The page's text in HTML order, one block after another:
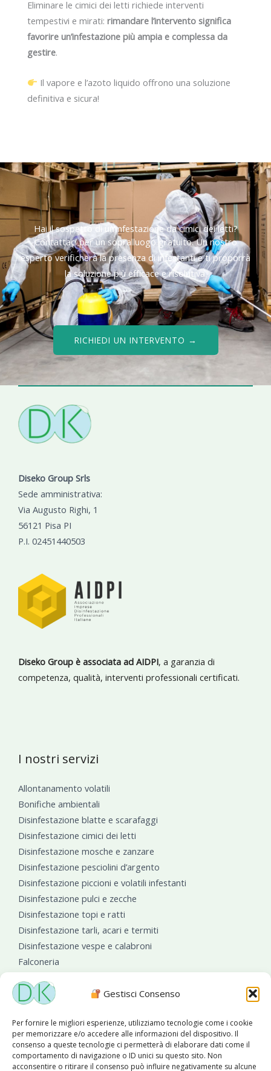
Gestisci Consenso
Per fornire le migliori esperienze, utilizziamo tecnologie come i cookie
per memorizzare e/o accedere alle informazioni del dispositivo. Il
consenso a queste tecnologie ci permetterà di elaborare dati come il
comportamento di navigazione o ID unici su questo sito. Non
acconsentire o ritirare il consenso può influire negativamente su alcune
Eliminare le cimici dei letti richiede interventi
tempestivi e mirati: rimandare l’intervento significa
favorire un’infestazione più ampia e complessa da
gestire.
Il vapore e l’azoto liquido offrono una soluzione
definitiva e sicura!
Hai il sospetto di un’infestazione da cimici dei letti?
Contattaci per un sopralluogo gratuito. Un nostro
esperto verificherà la presenza di infestanti e ti proporrà
la soluzione più efficace e risolutiva.
RICHIEDI UN INTERVENTO →
Diseko Group Srls
Sede amministrativa:
Via Augusto Righi, 1
56121 Pisa PI
P.I. 02451440503
Diseko Group è associata ad AIDPI, a garanzia di
competenza, qualità, interventi professionali certificati.
I nostri servizi
Allontanamento volatili
Bonifiche ambientali
Disinfestazione blatte e scarafaggi
Disinfestazione cimici dei letti
Disinfestazione mosche e zanzare
Disinfestazione pesciolini d’argento
Disinfestazione piccioni e volatili infestanti
Disinfestazione pulci e zecche
Disinfestazione topi e ratti
Disinfestazione tarli, acari e termiti
Disinfestazione vespe e calabroni
Falconeria